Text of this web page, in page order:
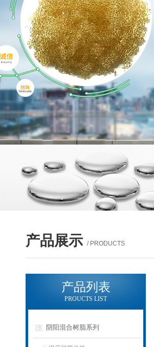
产品展示 / PRODUCTS
产品列表
PROUCTS LIST
阴阳混合树脂系列